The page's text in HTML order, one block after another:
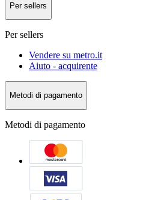
Per sellers
Per sellers
Vendere su metro.it
Aiuto - acquirente
Metodi di pagamento
Metodi di pagamento